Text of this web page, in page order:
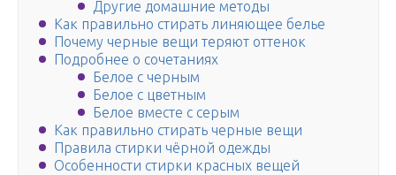
Другие домашние методы
Как правильно стирать линяющее белье
Почему черные вещи теряют оттенок
Подробнее о сочетаниях
Белое с черным
Белое с цветным
Белое вместе с серым
Как правильно стирать черные вещи
Правила стирки чёрной одежды
Особенности стирки красных вещей